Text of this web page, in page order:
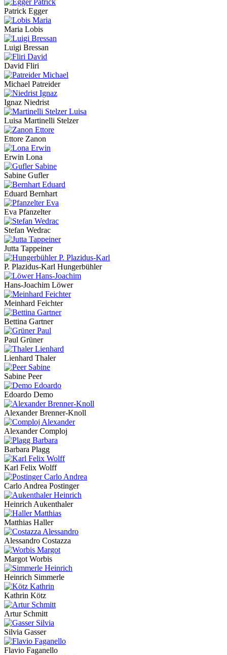
Patrick Egger
Maria Lobis
Luigi Bressan
David Fliri
Michael Patreider
Ignaz Niedrist
Luisa Martinelli Stelzer
Ettore Zanon
Erwin Lona
Sabine Gufler
Eduard Bernhart
Eva Pfanzelter
Stefan Wedrac
Jutta Tappeiner
P. Plazidus-Karl Hungerbühler
Hans-Joachim Löwer
Meinhard Feichter
Bettina Gartner
Paul Grüner
Lienhard Thaler
Sabine Peer
Edoardo Demo
Alexander Brenner-Knoll
Alexander Comploj
Barbara Plagg
Karl Felix Wolff
Carlo Andrea Postinger
Heinrich Aukenthaler
Matthias Haller
Alessandro Costazza
Margot Worbis
Heinrich Simmerle
Kathrin Kötz
Artur Schmitt
Silvia Gasser
Flavio Faganello